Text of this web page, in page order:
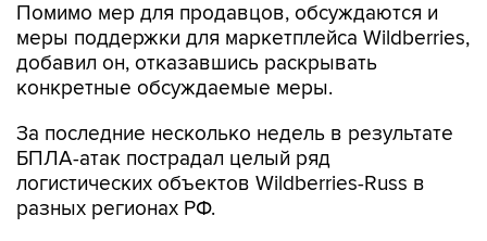
Помимо мер для продавцов, обсуждаются и
меры поддержки для маркетплейса Wildberries,
добавил он, отказавшись раскрывать
конкретные обсуждаемые меры.
За последние несколько недель в результате
БПЛА-атак пострадал целый ряд
логистических объектов Wildberries-Russ в
разных регионах РФ.